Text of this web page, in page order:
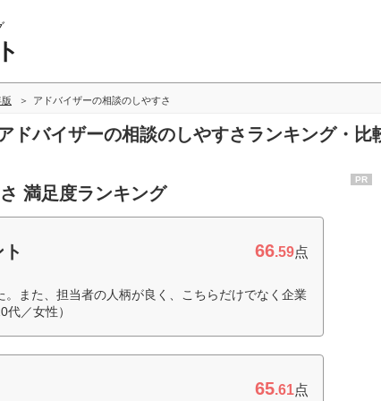
アドバイザーの相談のしやすさ
ドバイザーの相談のしやすさランキング・比
満足度ランキング
66.59点
また、担当者の人柄が良く、こちらだけでなく企業
／女性）
65.61点
PR